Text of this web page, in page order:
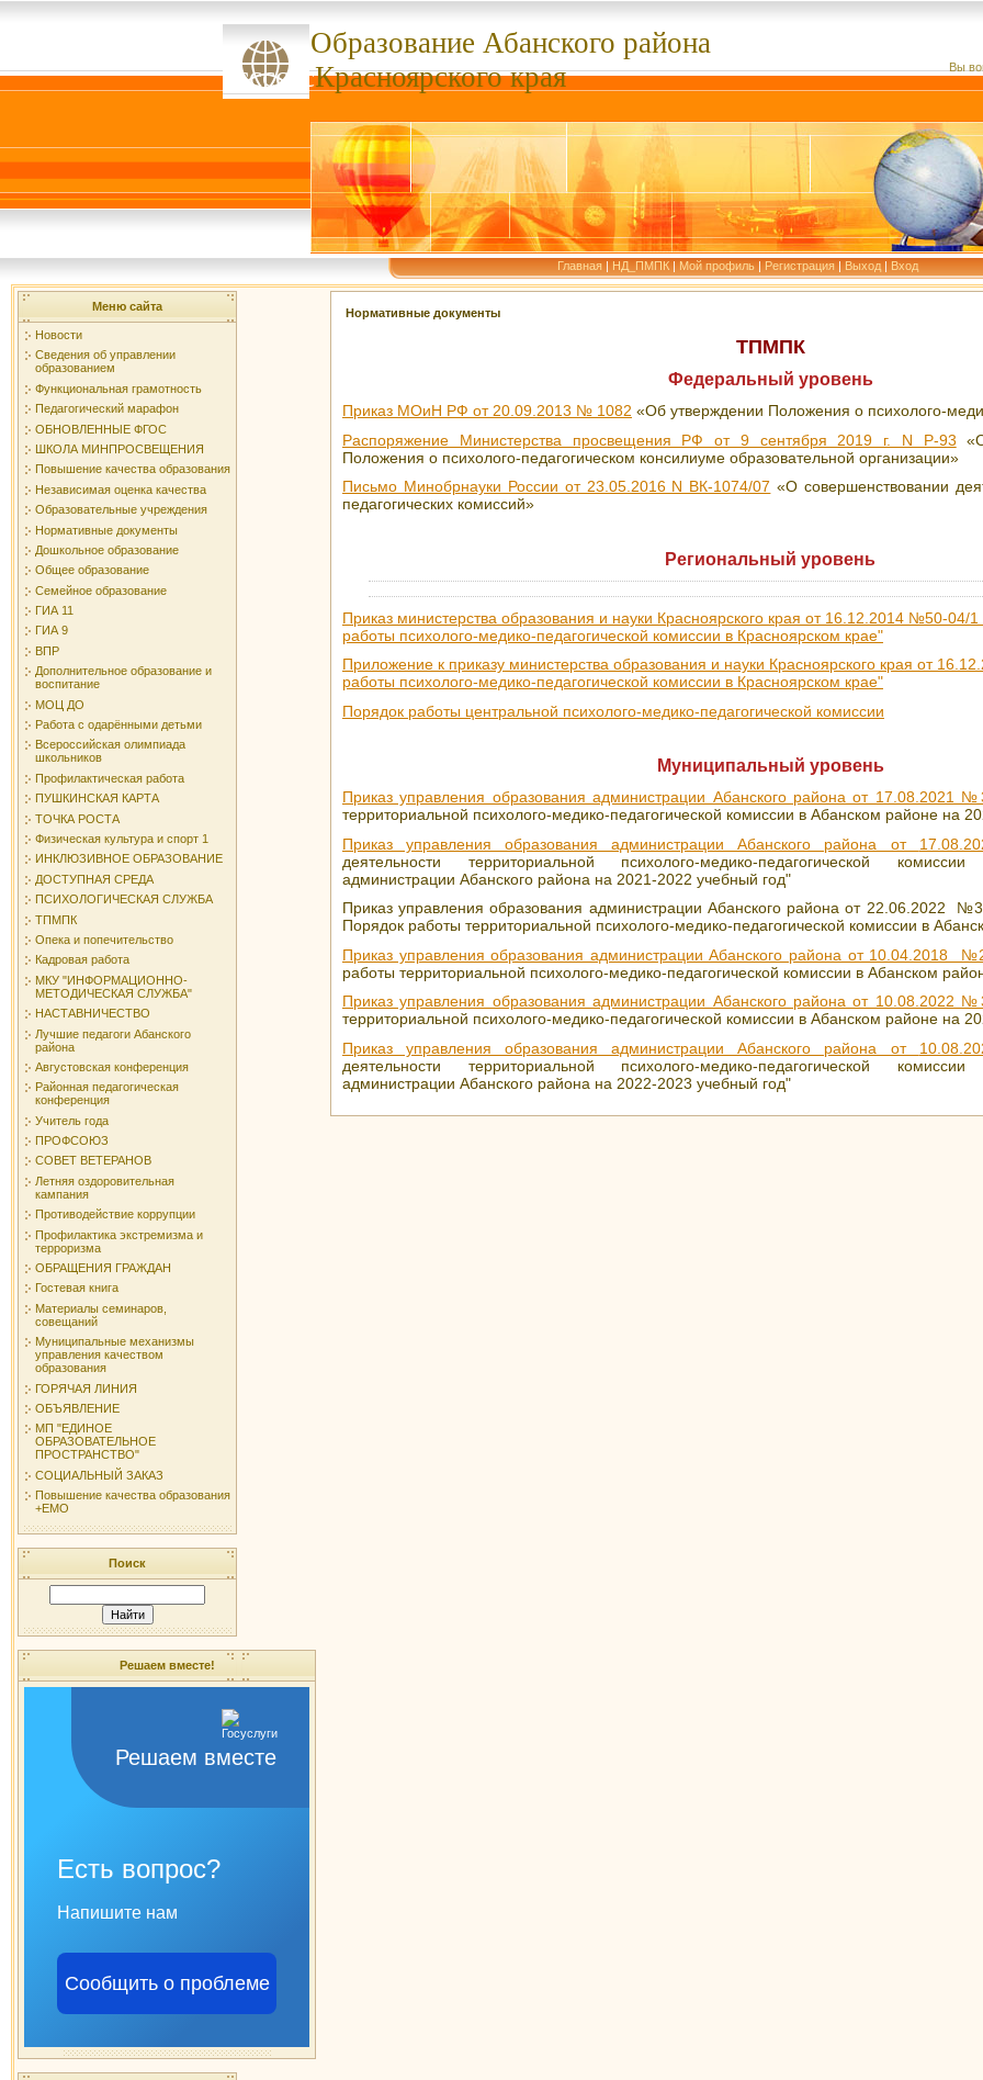
Образование Абанского района
сссссссКрасноярского края Вы
Главная| НД_ПМПК| Мой профиль| Регистрация| Выход| Вход
Меню сайта
Новости
Сведения об управлении
образованием
Функциональная грамотность
Педагогический марафон
ОБНОВЛЕННЫЕ ФГОС
ШКОЛА МИНПРОСВЕЩЕНИЯ
Повышение качества образования
Независимая оценка качества
Образовательные учреждения
Нормативные документы
Дошкольное образование
Общее образование
Семейное образование
ГИА 11
ГИА 9
ВПР
Дополнительное образование и
воспитание
МОЦ ДО
Работа с одарёнными детьми
Всероссийская олимпиада
школьников
Профилактическая работа
ПУШКИНСКАЯ КАРТА
ТОЧКА РОСТА
Физическая культура и спорт 1
ИНКЛЮЗИВНОЕ ОБРАЗОВАНИЕ
ДОСТУПНАЯ СРЕДА
ПСИХОЛОГИЧЕСКАЯ СЛУЖБА
ТПМПК
Опека и попечительство
Кадровая работа
МКУ "ИНФОРМАЦИОННО-
МЕТОДИЧЕСКАЯ СЛУЖБА"
НАСТАВНИЧЕСТВО
Лучшие педагоги Абанского
района
Августовская конференция
Районная педагогическая
конференция
Учитель года
ПРОФСОЮЗ
СОВЕТ ВЕТЕРАНОВ
Летняя оздоровительная
кампания
Противодействие коррупции
Профилактика экстремизма и
терроризма
ОБРАЩЕНИЯ ГРАЖДАН
Гостевая книга
Материалы семинаров,
совещаний
Муниципальные механизмы
управления качеством
образования
ГОРЯЧАЯ ЛИНИЯ
ОБЪЯВЛЕНИЕ
МП "ЕДИНОЕ
ОБРАЗОВАТЕЛЬНОЕ
ПРОСТРАНСТВО"
СОЦИАЛЬНЫЙ ЗАКАЗ
Повышение качества образования
+ЕМО
Поиск
Решаем вместе!
Решаем вместе
Есть вопрос?
Напишите нам
Сообщить о проблеме
Нормативные документы
ТПМПК
Федеральный уровень
Приказ МОиН РФ от 20.09.2013 № 1082 «Об утверждении Положения о психолого-
Распоряжение Министерства просвещения РФ от 9 сентября 2019 г. N Р-93
Положения о психолого-педагогическом консилиуме образовательной организации»
Письмо Минобрнауки России от 23.05.2016 N ВК-1074/07 «О совершенствовании
педагогических комиссий»
Региональный уровень
Приказ министерства образования и науки Красноярского края от 16.12.2014 №50-04/
работы психолого-медико-педагогической комиссии в Красноярском крае"
Приложение к приказу министерства образования и науки Красноярского края от
работы психолого-медико-педагогической комиссии в Красноярском крае"
Порядок работы центральной психолого-медико-педагогической комиссии
Муниципальный уровень
Приказ управления образования администрации Абанского района от 17.08.2021
территориальной психолого-медико-педагогической комиссии в Абанском районе на
Приказ управления образования администрации Абанского района от
деятельности территориальной психолого-медико-педагогической
администрации Абанского района на 2021-2022 учебный год"
Приказ управления образования администрации Абанского района от 22.06.2022
Порядок работы территориальной психолого-медико-педагогической комиссии в
Приказ управления образования администрации Абанского района от 10.04.2018
работы территориальной психолого-медико-педагогической комиссии в Абанском
Приказ управления образования администрации Абанского района от 10.08.2022
территориальной психолого-медико-педагогической комиссии в Абанском районе на
Приказ управления образования администрации Абанского района от
деятельности территориальной психолого-медико-педагогической
администрации Абанского района на 2022-2023 учебный год"